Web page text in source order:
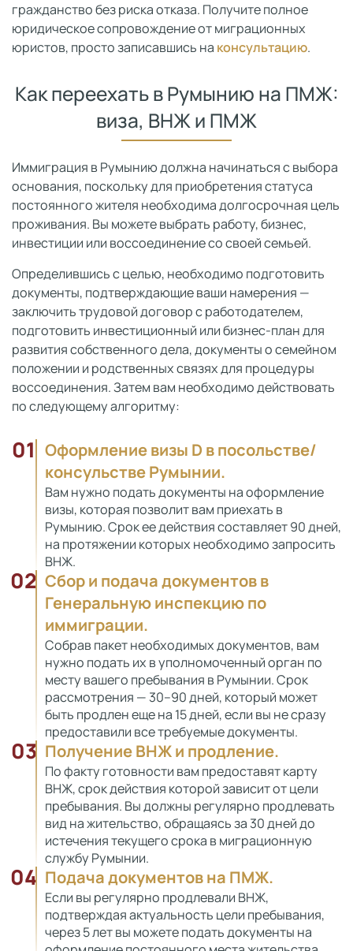
гражданство без риска отказа. Получите полное
юридическое сопровождение от миграционных
юристов, просто записавшись на консультацию.
Как переехать в Румынию на ПМЖ:
виза, ВНЖ и ПМЖ
Иммиграция в Румынию должна начинаться с выбора
основания, поскольку для приобретения статуса
постоянного жителя необходима долгосрочная цель
проживания. Вы можете выбрать работу, бизнес,
инвестиции или воссоединение со своей семьей.
Определившись с целью, необходимо подготовить
документы, подтверждающие ваши намерения —
заключить трудовой договор с работодателем,
подготовить инвестиционный или бизнес-план для
развития собственного дела, документы о семейном
положении и родственных связях для процедуры
воссоединения. Затем вам необходимо действовать
по следующему алгоритму:
01 Оформление визы D в посольстве/
консульстве Румынии.
Вам нужно подать документы на оформление
визы, которая позволит вам приехать в
Румынию. Срок ее действия составляет 90 дней,
на протяжении которых необходимо запросить
ВНЖ.
02 Сбор и подача документов в
Генеральную инспекцию по
иммиграции.
Собрав пакет необходимых документов, вам
нужно подать их в уполномоченный орган по
месту вашего пребывания в Румынии. Срок
рассмотрения — 30–90 дней, который может
быть продлен еще на 15 дней, если вы не сразу
предоставили все требуемые документы.
03 Получение ВНЖ и продление.
По факту готовности вам предоставят карту
ВНЖ, срок действия которой зависит от цели
пребывания. Вы должны регулярно продлевать
вид на жительство, обращаясь за 30 дней до
истечения текущего срока в миграционную
службу Румынии.
04 Подача документов на ПМЖ.
Если вы регулярно продлевали ВНЖ,
подтверждая актуальность цели пребывания,
через 5 лет вы можете подать документы на